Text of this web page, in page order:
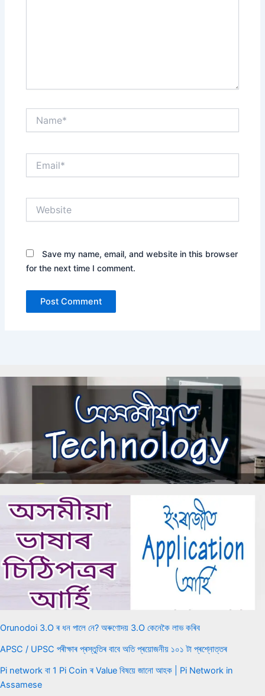
Save my name, email, and website in this browser
for the next time I comment.
Orunodoi 3.O ৰ ধন পালে নে? অৰুণোদয় 3.O কেনেকৈ লাভ কৰিব
APSC / UPSC পৰীক্ষাৰ প্ৰস্তুতিৰ বাবে অতি প্ৰয়োজনীয় ১০১ টা প্ৰশ্নোত্তৰ
Pi network বা 1 Pi Coin ৰ Value বিষয়ে জানো আহক | Pi Network in
Assamese